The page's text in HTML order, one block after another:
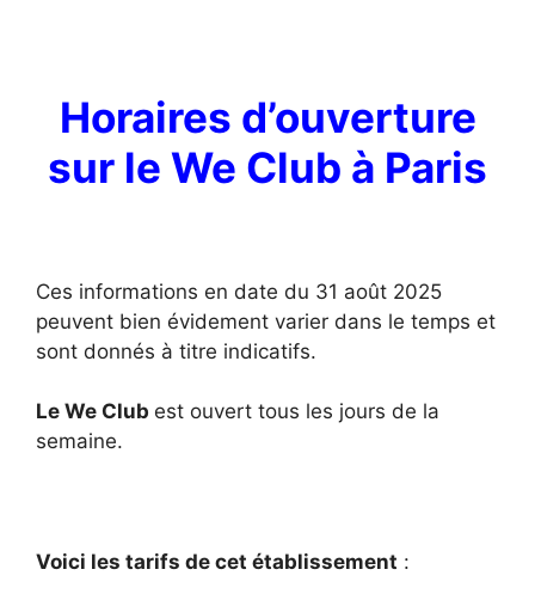
Horaires d’ouverture
sur le We Club à Paris
Ces informations en date du 31 août 2025
peuvent bien évidement varier dans le temps et
sont donnés à titre indicatifs.
Le We Club est ouvert tous les jours de la
semaine.
Voici les tarifs de cet établissement :